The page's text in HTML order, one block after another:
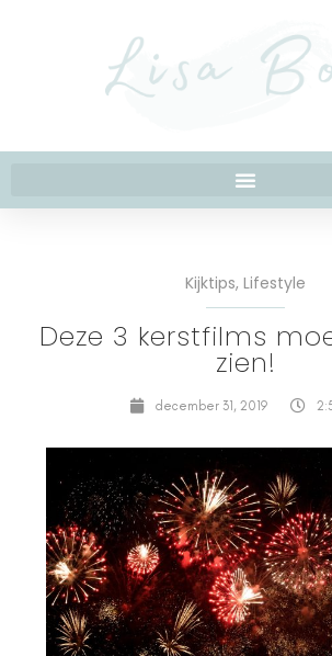
Kijktips, Lifestyle
Deze 3 kerstfilms
zien!
december 31, 2019